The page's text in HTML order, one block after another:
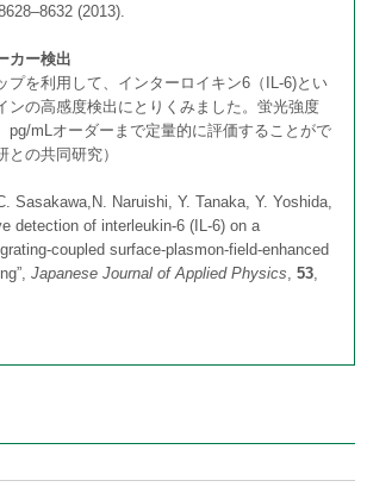
(2013).
カー検出
プを利用して、インターロイキン6（IL-6)とい
ンの高感度検出にとりくみました。蛍光強度
pg/mLオーダーまで定量的に評価することがで
との共同研究）
Sasakawa,N. Naruishi, Y. Tanaka, Y. Yoshida,
detection of interleukin-6 (IL-6) on a
coupled surface-plasmon-field-enhanced
Japanese Journal of Applied Physics,53,